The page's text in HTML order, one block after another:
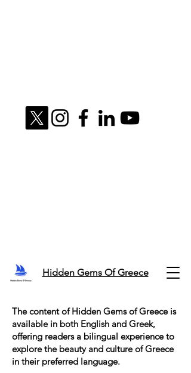
Hidden Gems Of Greece
The content of Hidden Gems of Greece is
available in both English and Greek,
offering readers a bilingual experience to
explore the beauty and culture of Greece
in their preferred language.